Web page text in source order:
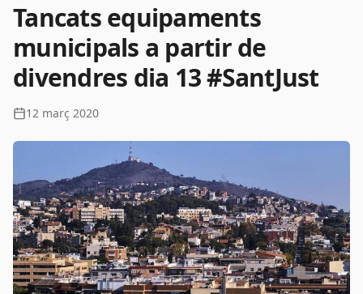
Tancats equipaments
municipals a partir de
divendres dia 13 #SantJust
12 març 2020